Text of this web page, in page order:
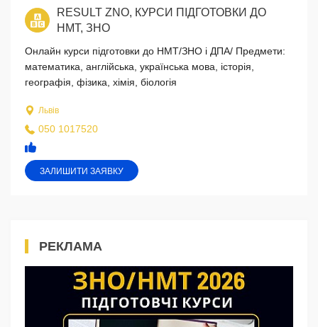
RESULT ZNO, КУРСИ ПІДГОТОВКИ ДО
НМТ, ЗНО
Онлайн курси підготовки до НМТ/ЗНО і ДПА/ Предмети:
математика, англійська, українська мова, історія,
географія, фізика, хімія, біологія
Львів
050 1017520
ЗАЛИШИТИ ЗАЯВКУ
РЕКЛАМА